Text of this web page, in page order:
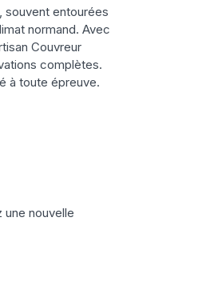
souvent entourées
normand. Avec
Couvreur
complètes.
à toute épreuve.
nouvelle